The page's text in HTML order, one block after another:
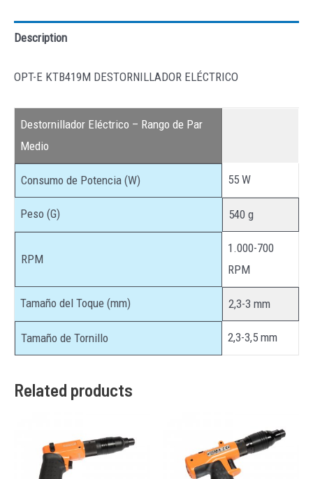
Description
OPT-E KTB419M DESTORNILLADOR ELÉCTRICO
Destornillador Eléctrico – Rango de Par
Medio
Consumo de Potencia (W) 55 W
Peso (G) 540 g
RPM
1.000-700
RPM
Tamaño del Toque (mm) 2,3-3 mm
Tamaño de Tornillo 2,3-3,5 mm
Related products